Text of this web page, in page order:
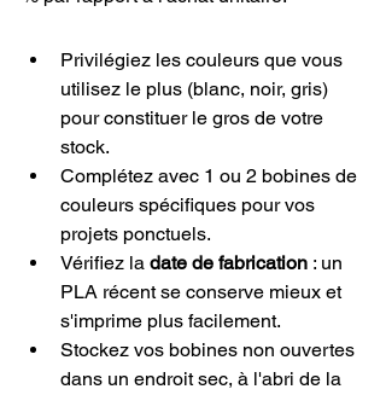
Privilégiez les couleurs que vous
utilisez le plus (blanc, noir, gris)
pour constituer le gros de votre
stock.
Complétez avec 1 ou 2 bobines de
couleurs spécifiques pour vos
projets ponctuels.
Vérifiez la date de fabrication : un
PLA récent se conserve mieux et
s'imprime plus facilement.
Stockez vos bobines non ouvertes
dans un endroit sec, à l'abri de la